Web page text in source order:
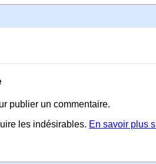
publier un commentaire.
les indésirables. En savoir plus